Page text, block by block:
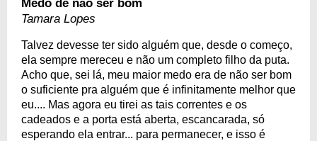
Medo de não ser bom
Tamara Lopes
Talvez devesse ter sido alguém que, desde o começo,
ela sempre mereceu e não um completo filho da puta.
Acho que, sei lá, meu maior medo era de não ser bom
o suficiente pra alguém que é infinitamente melhor que
eu.... Mas agora eu tirei as tais correntes e os
cadeados e a porta está aberta, escancarada, só
esperando ela entrar... para permanecer, e isso é